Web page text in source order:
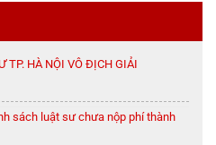
TP. HÀ NỘI VÔ ĐỊCH GIẢI
sách luật sư chưa nộp phí thành